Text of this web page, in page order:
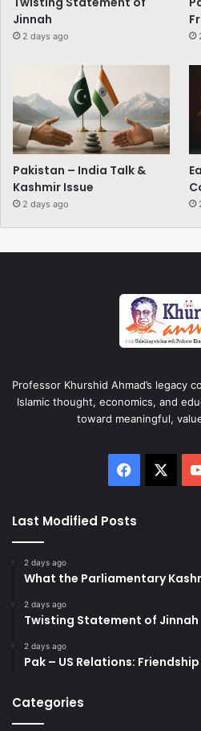
Jinnah
2 days ago
Pakistan – India Talk &
Kashmir Issue
2 days ago
Professor Khurshid Ahmad’s legacy
Islamic thought, economics, and
toward meaningful,
Facebook
Last Modified Posts
2 days ago
What the Parliamentary
2 days ago
Twisting Statement of Jinnah
2 days ago
Pak – US Relations:
Categories